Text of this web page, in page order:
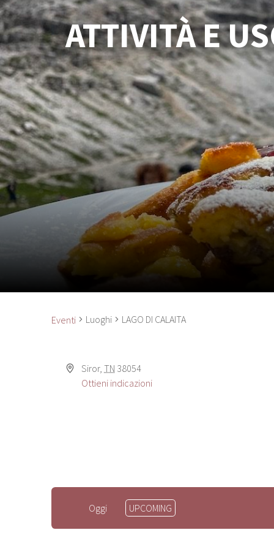
ATTIVITÀ E
Eventi Luoghi LAGO DI CALAITA
Siror, TN 38054
Ottieni indicazioni
Oggi UPCOMING Seleziona